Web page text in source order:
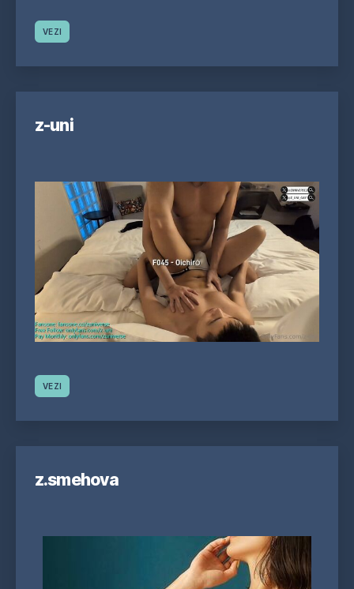
VEZI
z-uni
VEZI
z.smehova